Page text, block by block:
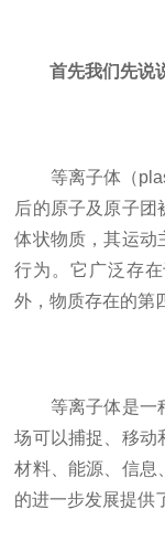
首先我们先说
等离子体（
后的原子及原子团
体状物质，其运动
行为。它广泛存
外，物质存在的第
等离子体是一种
场可以捕捉、移动
材料、能源、信息
的进一步发展提供